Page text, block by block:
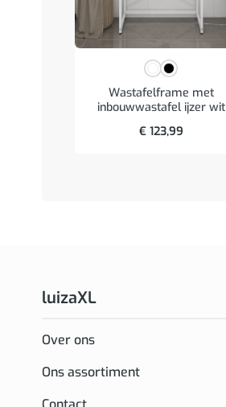
Wastafelframe met
inbouwwastafel ijzer wit
€123,99
luizaXL
Over ons
Ons assortiment